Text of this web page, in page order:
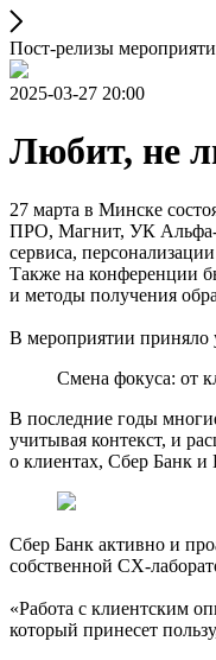
Пост-релизы
2025-03-27 20:00
Любит, не
27 марта в Минске
ПРО, Магнит, УК Альфа-
сервиса,
Также на конференции
и методы получения
В мероприятии приняло
Смена фокуса: от
В последние годы
учитывая контекст, и
о клиентах, Сбер Банк и
Сбер Банк активно и
собственной CX-
«Работа с клиентским
который принесет